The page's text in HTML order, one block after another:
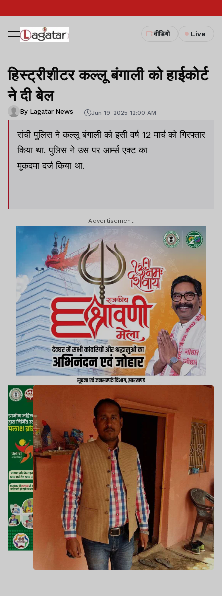
वीडियो Live
हिस्ट्रीशीटर कल्लू बंगाली को हाईकोर्ट
ने दी बेल
By Lagatar News Jun 19, 2025 12:00 AM
रांची पुलिस ने कल्लू बंगाली को इसी वर्ष 12 मार्च को गिरफ्तार
किया था. पुलिस ने उस पर आर्म्स एक्ट का
मुकदमा दर्ज किया था.
Advertisement